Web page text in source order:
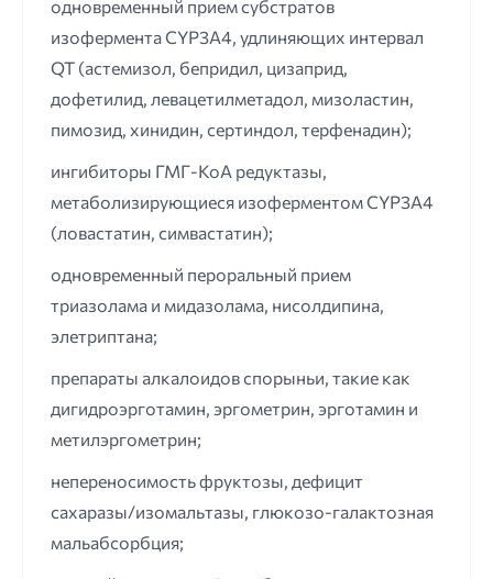
одновременный прием субстратов
изофермента CYP3A4, удлиняющих интервал
QT (астемизол, бепридил, цизаприд,
дофетилид, левацетилметадол, мизоластин,
пимозид, хинидин, сертиндол, терфенадин);
ингибиторы ГМГ-КоА редуктазы,
метаболизирующиеся изоферментом CYP3A4
(ловастатин, симвастатин);
одновременный пероральный прием
триазолама и мидазолама, нисолдипина,
элетриптана;
препараты алкалоидов спорыньи, такие как
дигидроэрготамин, эргометрин, эрготамин и
метилэргометрин;
непереносимость фруктозы, дефицит
сахаразы/изомальтазы, глюкозо-галактозная
мальабсорбция;